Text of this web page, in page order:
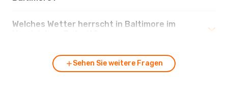
Welches Wetter herrscht in Baltimore im
Sehen Sie weitere Fragen